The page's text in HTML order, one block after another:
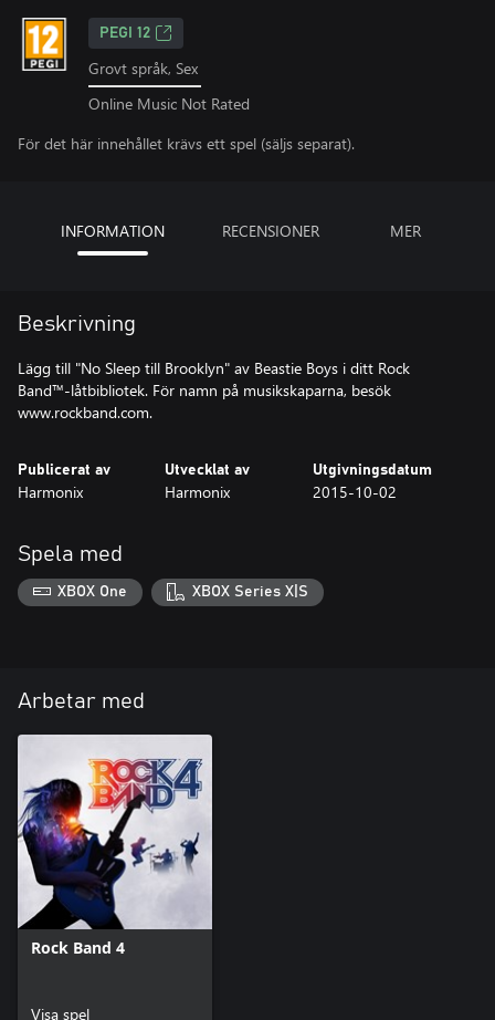
PEGI 12
Grovt språk, Sex
Online Music Not Rated
För det här innehållet krävs ett spel (säljs separat).
INFORMATION RECENSIONER MER
Beskrivning
Lägg till "No Sleep till Brooklyn" av Beastie Boys i ditt Rock
Band™-låtbibliotek. För namn på musikskaparna, besök
www.rockband.com.
Publicerat av
Harmonix
Utvecklat av
Harmonix
Utgivningsdatum
2015-10-02
Spela med
XBOX One XBOX Series X|S
Arbetar med
Rock Band 4
Visa spel